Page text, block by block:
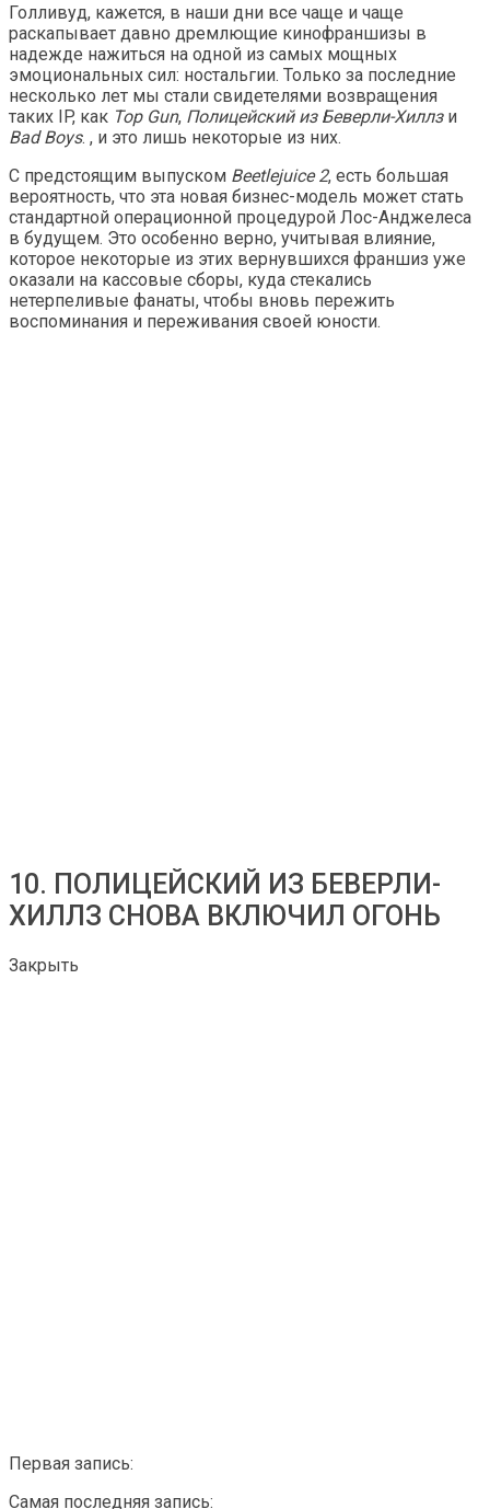
Голливуд, кажется, в наши дни все чаще и чаще
раскапывает давно дремлющие кинофраншизы в
надежде нажиться на одной из самых мощных
эмоциональных сил: ностальгии. Только за последние
несколько лет мы стали свидетелями возвращения
таких IP, как Top Gun, Полицейский из Беверли-Хиллзи
Bad Boys. , и это лишь некоторые из них.
С предстоящим выпуском Beetlejuice 2, есть большая
вероятность, что эта новая бизнес-модель может стать
стандартной операционной процедурой Лос-Анджелеса
в будущем. Это особенно верно, учитывая влияние,
которое некоторые из этих вернувшихся франшиз уже
оказали на кассовые сборы, куда стекались
нетерпеливые фанаты, чтобы вновь пережить
воспоминания и переживания своей юности.
10. ПОЛИЦЕЙСКИЙ ИЗ БЕВЕРЛИ-
ХИЛЛЗ СНОВА ВКЛЮЧИЛ ОГОНЬ
Закрыть
Первая запись:
Самая последняя запись: